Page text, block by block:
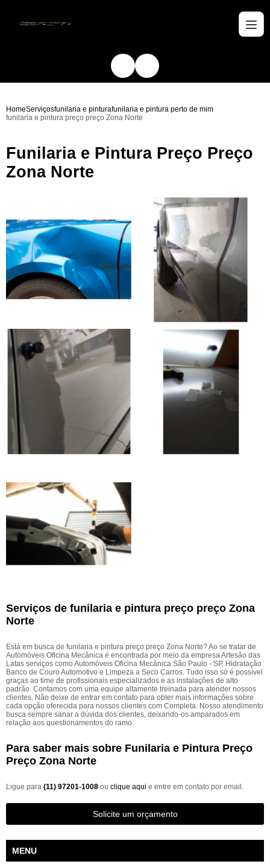
HomeServiçosfunilaria e pinturafunilaria e pintura perto de mim
funilaria e pintura preço preço Zona Norte
Funilaria e Pintura Preço Preço
Zona Norte
Serviços de funilaria e pintura preço preço Zona
Norte
Está em busca de funilaria e pintura preço preço Zona Norte? Ao se tratar de
Automóveis Oficina Mecânica é encontrada por meio da empresa Artesão das
Latas serviços como Automóveis Oficina Mecânica São Paulo - SP, Hidratação
Banco de Couro Automotivo e Limpeza a Seco Carros. Tudo isso só é possível
graças ao time de profissionais especializados e as instalações de alto
padrão. Contamos com uma equipe altamente treinada para atender nossos
clientes. Não deixe de entrar em contato para obter mais informações sobre
cada opção oferecida para nossos clientes com Completa. Nosso atendimento
busca sempre sanar a dúvida dos clientes, deixando-os amparados em
relação aos questionamentos do ramo.
Para saber mais sobre Funilaria e Pintura Preço
Preço Zona Norte
Ligue para (11) 97201-1008 ou clique aqui e entre em contato por email.
Solicite um orçamento
MENU